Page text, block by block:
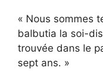
« Nous sommes
balbutia la soi-
trouvée dans le
sept ans. »